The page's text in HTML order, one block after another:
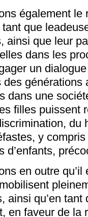
également
que
ainsi que leur
dans les
un
des
dans une
filles puissent
y
d’enfants,
en outre
ainsi qu’en
en faveur de la